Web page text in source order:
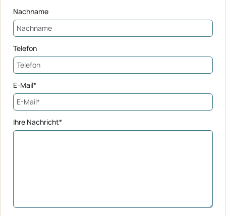
Nachname
Telefon
E-Mail*
Ihre Nachricht*